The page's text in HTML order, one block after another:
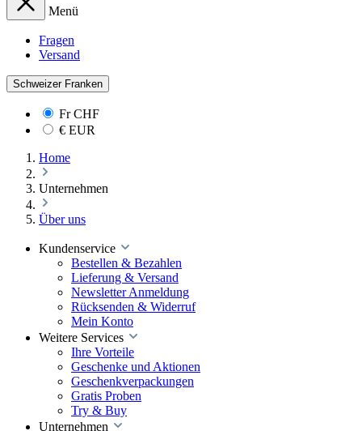
Menü
Fragen
Versand
Schweizer Franken
FrCHF
€ EUR
Home
Unternehmen
Über uns
Kundenservice
Bestellen & Bezahlen
Lieferung & Versand
Newsletter Anmeldung
Rücksenden & Widerruf
Mein Konto
Weitere Services
Ihre Vorteile
Geschenke und Aktionen
Geschenkverpackungen
Gratis Proben
Try & Buy
Unternehmen